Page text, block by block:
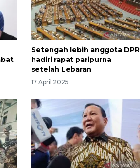
Setengah lebih anggota DPR
hadiri rapat paripurna
setelah Lebaran
17 April 2025